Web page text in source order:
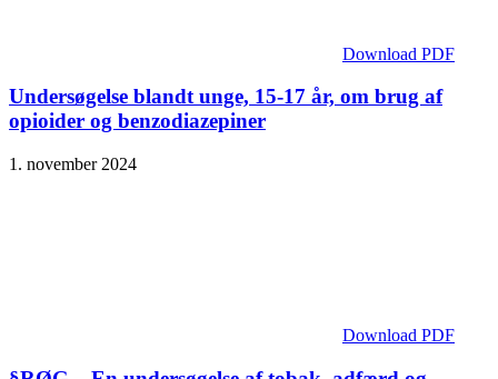
Download PDF
Undersøgelse blandt unge, 15-17 år, om brug af
opioider og benzodiazepiner
1. november 2024
Download PDF